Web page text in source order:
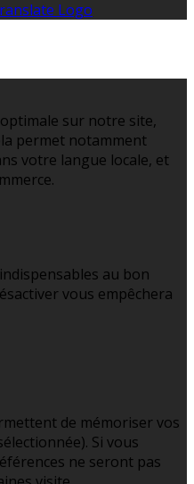
sur notre site,
permet notamment
votre langue locale, et
au bon
vous empêchera
de mémoriser vos
Si vous
ne seront pas